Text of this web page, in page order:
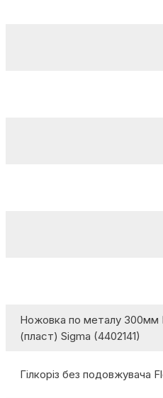
Ножовка по металу 300мм
(пласт) Sigma (4402141)
Гілкоріз без подовжувача